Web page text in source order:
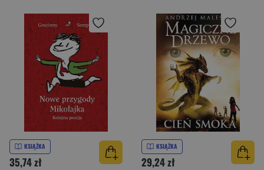
KSIĄŻKA
35,74 zł
KSIĄŻKA
29,24 zł